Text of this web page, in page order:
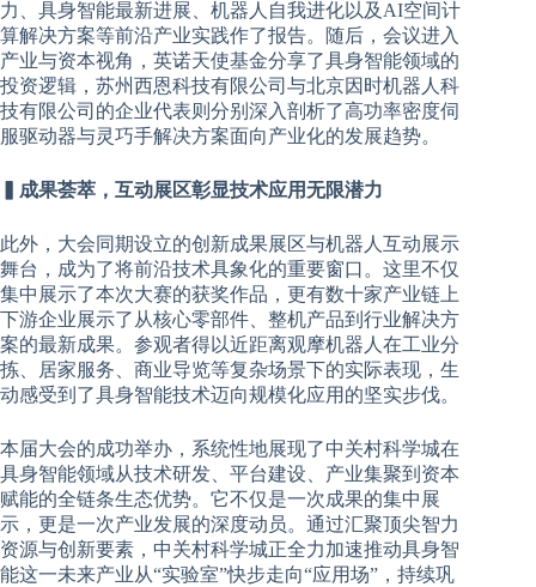
力、具身智能最新进展、机器人自我进化以及AI空间计
算解决方案等前沿产业实践作了报告。随后，会议进入
产业与资本视角，英诺天使基金分享了具身智能领域的
投资逻辑，苏州西恩科技有限公司与北京因时机器人科
技有限公司的企业代表则分别深入剖析了高功率密度伺
服驱动器与灵巧手解决方案面向产业化的发展趋势。
▍成果荟萃，互动展区彰显技术应用无限潜力
此外，大会同期设立的创新成果展区与机器人互动展示
舞台，成为了将前沿技术具象化的重要窗口。这里不仅
集中展示了本次大赛的获奖作品，更有数十家产业链上
下游企业展示了从核心零部件、整机产品到行业解决方
案的最新成果。参观者得以近距离观摩机器人在工业分
拣、居家服务、商业导览等复杂场景下的实际表现，生
动感受到了具身智能技术迈向规模化应用的坚实步伐。
本届大会的成功举办，系统性地展现了中关村科学城在
具身智能领域从技术研发、平台建设、产业集聚到资本
赋能的全链条生态优势。它不仅是一次成果的集中展
示，更是一次产业发展的深度动员。通过汇聚顶尖智力
资源与创新要素，中关村科学城正全力加速推动具身智
能这一未来产业从“实验室”快步走向“应用场”，持续巩